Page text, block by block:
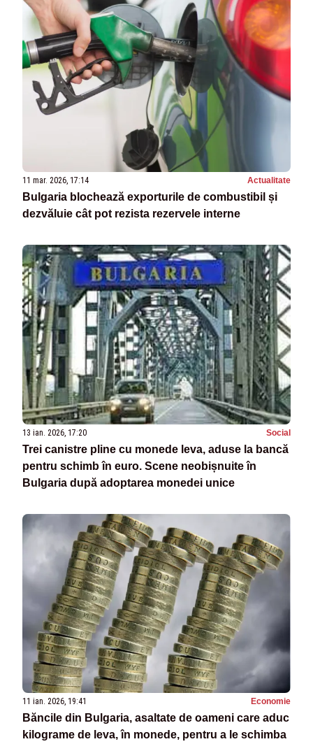
11 mar. 2026, 17:14 Actualitate
Bulgaria blochează exporturile de combustibil și
dezvăluie cât pot rezista rezervele interne
13 ian. 2026, 17:20 Social
Trei canistre pline cu monede leva, aduse la bancă
pentru schimb în euro. Scene neobișnuite în
Bulgaria după adoptarea monedei unice
11 ian. 2026, 19:41 Economie
Băncile din Bulgaria, asaltate de oameni care aduc
kilograme de leva, în monede, pentru a le schimba